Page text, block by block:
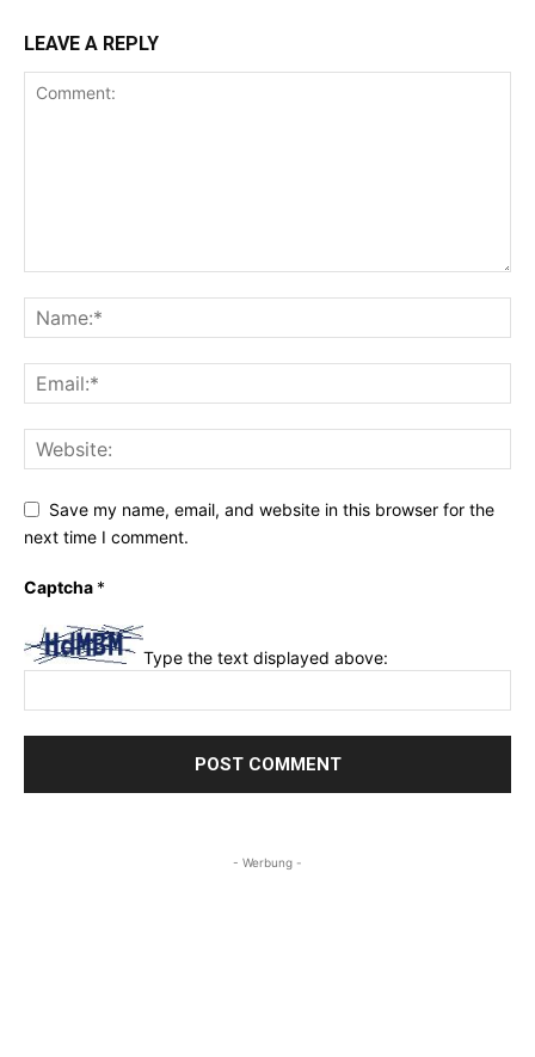
LEAVE A REPLY
Save my name, email, and website in this browser for the
next time I comment.
Captcha *
Type the text displayed above:
- Werbung -